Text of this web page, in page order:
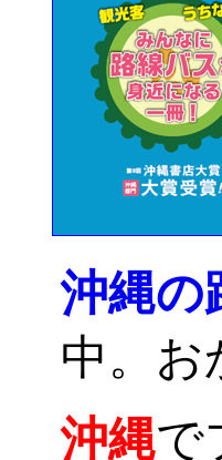
沖縄
中。お
沖縄で